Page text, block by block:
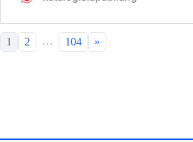
1 2 … 104 »